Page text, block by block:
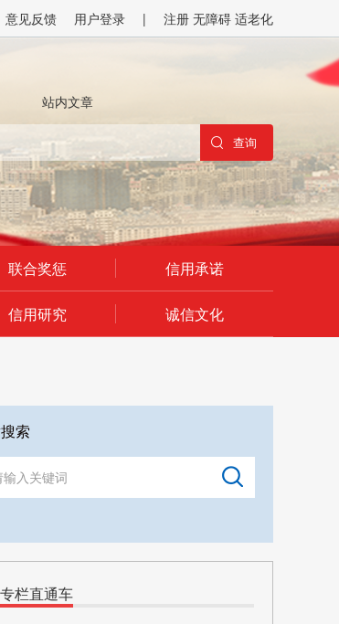
意见反馈 用户登录 | 注册 无障碍 适老化
站内文章
联合奖惩 信用承诺
信用研究 诚信文化
索
专栏直通车